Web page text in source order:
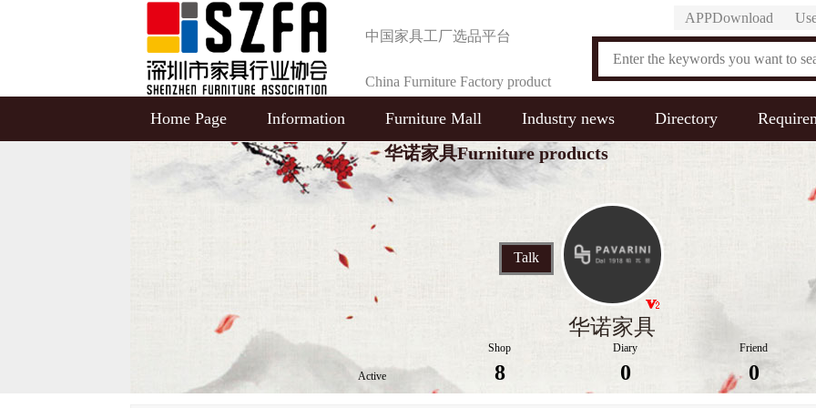
中国家具工厂选品平台
China Furniture Factory product
Selection Platform
APPDownload
Home Page Information Furniture Mall Industry news Directory
华诺家具Furniture products
Talk
华诺家具
Active
Shop
8
Diary
0
Friend
0